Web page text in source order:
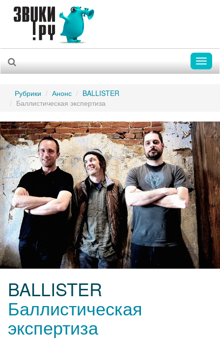
Рубрики Анонс
BALLISTER
Баллистическая экспертиза
BALLISTER
Баллистическая
экспертиза